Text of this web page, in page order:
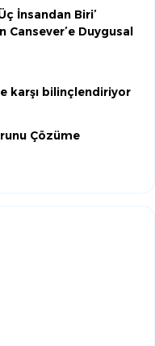
İnsandan Biri’
Cansever’e Duygusal
karşı bilinçlendiriyor
Çözüme